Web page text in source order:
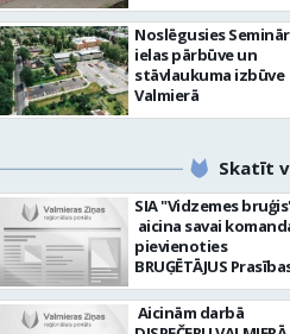
Noslēgusies
ielas pārbūve un
stāvlaukuma izbūve
Valmierā
Skatīt
SIA "Vidzemes
aicina savai
pievienoties
BRUĢĒTĀJUS Prasības
pretendentiem:
strādāt - augsta
atbildības sajūta
Aicinām darbā